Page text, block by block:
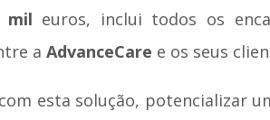
mil euros, inclui todos os
aAdvanceCare e os seus
esta solução, potencializar